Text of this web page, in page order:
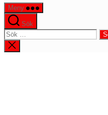
Meny
Sök
Sök
efter:
Stäng
sökningen